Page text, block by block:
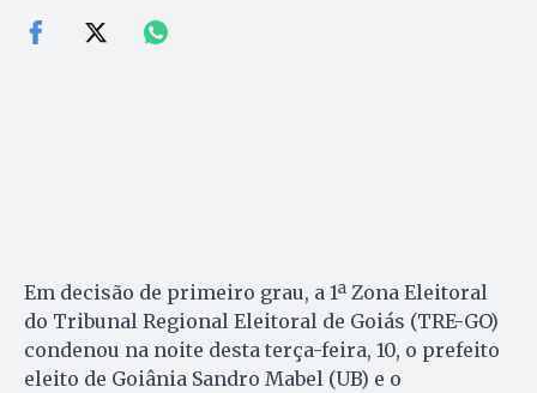
Em decisão de primeiro grau, a 1ª Zona Eleitoral
do Tribunal Regional Eleitoral de Goiás (TRE-GO)
condenou na noite desta terça-feira, 10, o prefeito
eleito de Goiânia Sandro Mabel (UB) e o